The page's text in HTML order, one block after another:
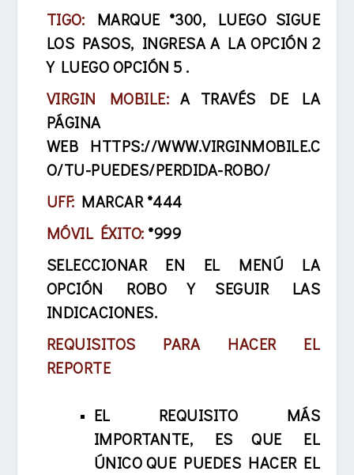
TIGO:
MARQUE *300, LUEGO SIGUE
LOS PASOS, INGRESA A LA OPCIÓN 2
Y LUEGO OPCIÓN 5 .
VIRGIN MOBILE: A TRAVÉS DE LA
PÁGINA
WEB HTTPS://WWW.VIRGINMOBILE.C
O/TU-PUEDES/PERDIDA-ROBO/
UFF: MARCAR *444
MÓVIL ÉXITO: *999
SELECCIONAR EN EL MENÚ LA
OPCIÓN ROBO Y SEGUIR LAS
INDICACIONES.
REQUISITOS PARA HACER EL
REPORTE
EL REQUISITO MÁS
IMPORTANTE, ES QUE EL
ÚNICO QUE PUEDES HACER EL